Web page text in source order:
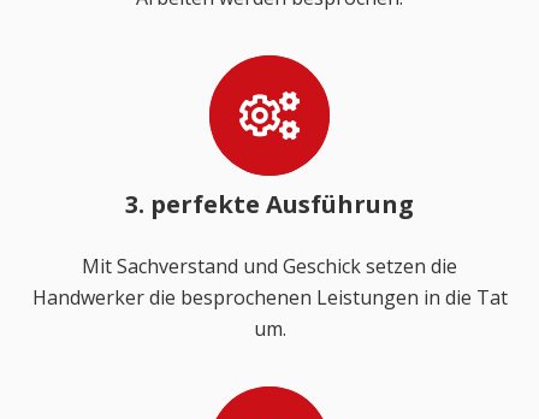
3. perfekte Ausführung
Mit Sachverstand und Geschick setzen die
Handwerker die besprochenen Leistungen in die Tat
um.